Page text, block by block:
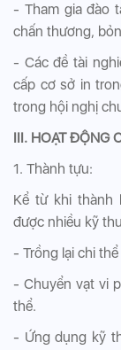
- Tham gia đào
chấn thương,
- Các đề tài
cấp cơ sở in
trong hội nghị
III. HOẠT ĐỘNG
1. Thành tựu:
Kể từ khi thành
được nhiều kỹ
- Trồng lại chi
- Chuyển vạt vi
thể.
- Ứng dụng kỹ